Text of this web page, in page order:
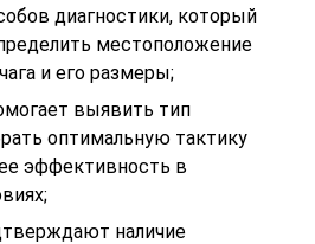
диагностики, который
местоположение
и его размеры;
выявить тип
оптимальную тактику
эффективность в
наличие